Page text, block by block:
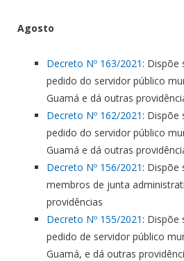
Agosto
Decreto Nº 163/2021 : Dispõe
pedido do servidor público
Guamá e dá outras
Decreto Nº 162/2021 : Dispõe
pedido do servidor público
Guamá e dá outras
Decreto Nº 156/2021 : Dispõe
membros de junta
providências
Decreto Nº 155/2021 : Dispõe
pedido de servidor público
Guamá, e dá outras